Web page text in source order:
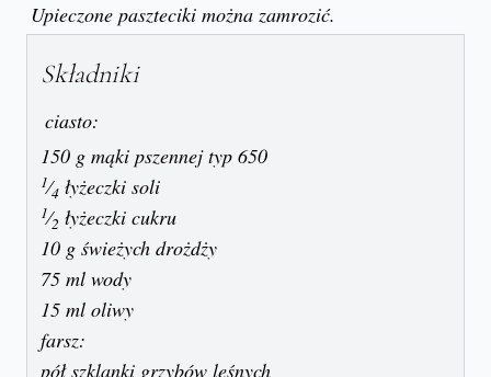
Upieczone paszteciki można zamrozić.
Składniki
ciasto:
150 g mąki pszennej typ 650
1⁄4 łyżeczki soli
1⁄2 łyżeczki cukru
10 g świeżych drożdży
75 ml wody
15 ml oliwy
farsz:
pół szklanki grzybów leśnych